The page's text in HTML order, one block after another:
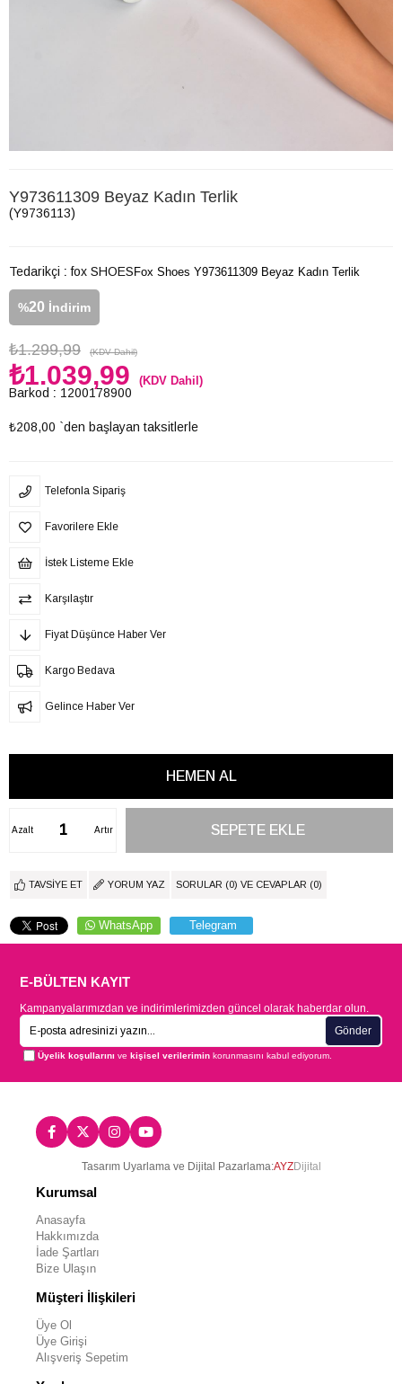
Y973611309 Beyaz Kadın Terlik
(Y9736113)
Tedarikçi : fox SHOES
%20 İndirim
₺1.299,99 (KDV Dahil)
₺1.039,99 (KDV Dahil)
Barkod : 1200178900
₺208,00 `den başlayan taksitlerle
Fox Shoes Y973611309 Beyaz Kadın Terlik
Telefonla Sipariş
Favorilere Ekle
İstek Listeme Ekle
Karşılaştır
Fiyat Düşünce Haber Ver
Kargo Bedava
Gelince Haber Ver
Artır
Azalt
TAVSIYE ET YORUM YAZ SORULAR (0) VE CEVAPLAR (0)
WhatsApp Telegram
E-BÜLTEN KAYIT
Kampanyalarımızdan ve indirimlerimizden güncel olarak haberdar olun.
Gönder
Üyelik koşullarını vekişisel verilerimin korunmasını kabul ediyorum.
Tasarım Uyarlama ve Dijital Pazarlama:AYZDijital
Kurumsal
Anasayfa
Hakkımızda
İade Şartları
Bize Ulaşın
Müşteri İlişkileri
Üye Ol
Üye Girişi
Alışveriş Sepetim